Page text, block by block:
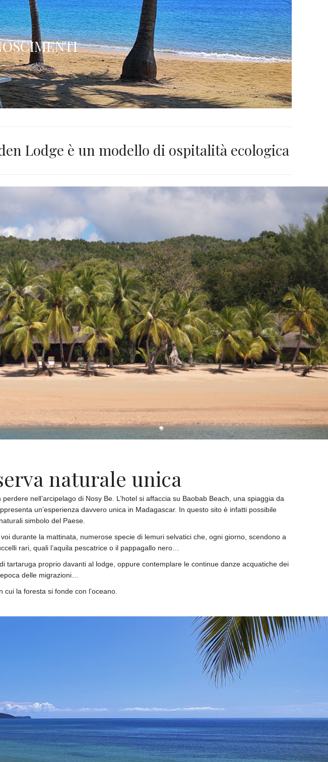
2014 (International Hotel Awards)
premi
Lodge è un modello di ospitalità ecologica
naturale unica
nell’arcipelago di Nosy Be. L’hotel si affaccia su Baobab Beach, una spiaggia da
un’esperienza davvero unica in Madagascar. In questo sito è infatti possibile
simbolo del Paese.
durante la mattinata, numerose specie di lemuri selvatici che, ogni giorno, scendono a
rari, quali l’aquila pescatrice o il pappagallo nero…
proprio davanti al lodge, oppure contemplare le continue danze acquatiche dei
delle migrazioni…
la foresta si fonde con l’oceano.